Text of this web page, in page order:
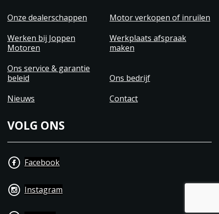
Onze dealerschappen
Motor verkopen of inruilen
Werken bij Joppen
Motoren
Werkplaats afspraak
maken
Ons service & garantie
beleid
Ons bedrijf
Nieuws
Contact
VOLG ONS
Facebook
Instagram